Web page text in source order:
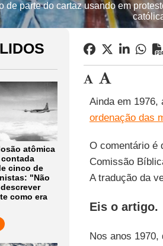
de parte do cartaz usando em
atômica
cinco de
"Não
como era
Ainda em 1976,
ordenação das
O comentário é
Comissão
A tradução da
Eis o artigo.
Nos anos 1970,